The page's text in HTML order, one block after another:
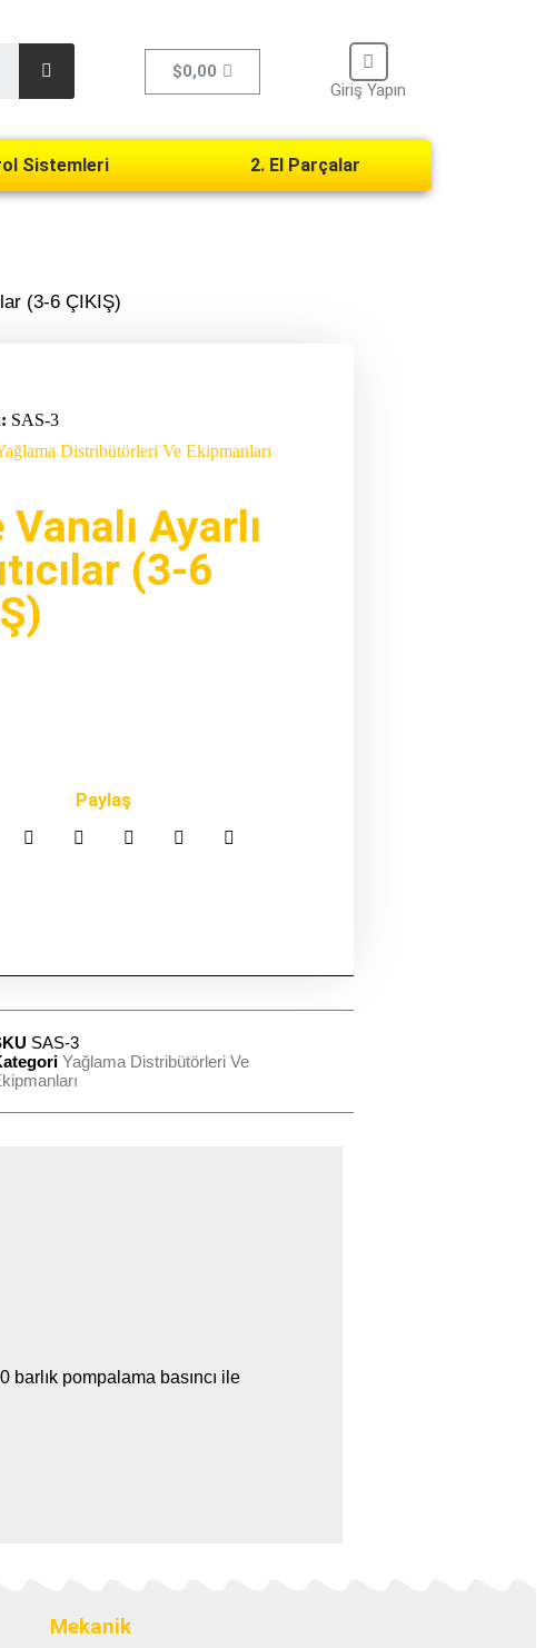
$0,00
Giriş Yapın
Kullanıcı Adı veya Email Adresi
Sistemleri 2. El Parçalar
(3-6 ÇIKIŞ)
SAS-3
Distribütörleri Ve Ekipmanları
Vanalı Ayarlı
(3-6
Paylaş
SAS-3
Yağlama Distribütörleri Ve
pompalama basıncı ile
Mekanik